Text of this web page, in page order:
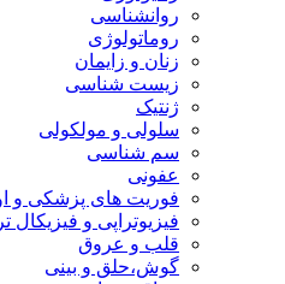
روانشناسی
روماتولوژی
زنان و زایمان
زیست شناسی
ژنتیک
سلولی و مولکولی
سم شناسی
عفونی
فوریت های پزشکی و
فیزیوتراپی و فیزیکال
قلب و عروق
گوش،حلق و بینی